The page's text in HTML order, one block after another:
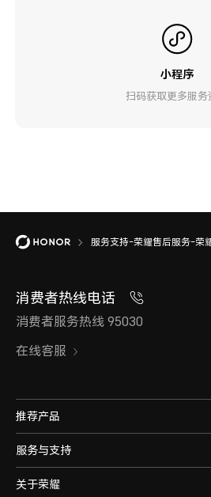
小程序
扫码获取更多服务
服务支持-荣耀售后服务-荣
消费者热线电话
消费者服务热线 95030
在线客服
推荐产品
服务与支持
关于荣耀